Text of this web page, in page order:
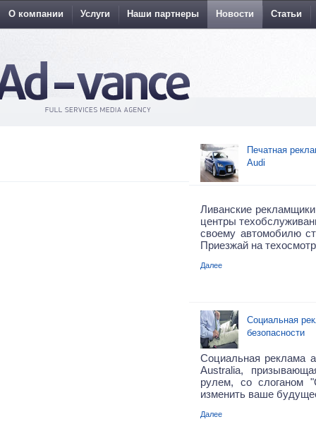
О компании Услуги Наши партнеры Новости Статьи
Печатная
Audi
Ливанские
центры
своему автомобилю
Приезжай на
Далее
Социальная
безопасности
Социальная реклама
Australia,
рулем, со слоганом
изменить ваше
Далее